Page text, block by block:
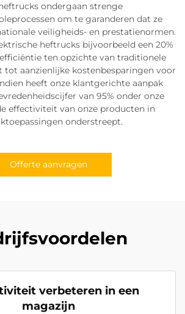
ondergaan strenge
om te garanderen dat ze
veiligheids- en prestatienormen.
heftrucks bijvoorbeeld een 20%
ten opzichte van traditionele
tot aanzienlijke kostenbesparingen voor
heeft onze klantgerichte aanpak
van 95% onder onze
effectiviteit van onze producten in
onderstreept.
Offerte aanvragen
verbeteren in een
magazijn